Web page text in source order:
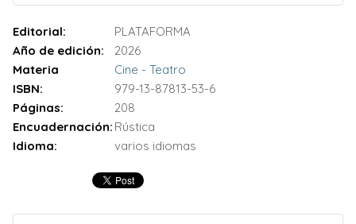
Editorial:
PLATAFORMA
Año de edición:
2026
Materia
Cine - Teatro
ISBN:
979-13-87813-53-6
Páginas:
208
Encuadernación: Rústica
Idioma:
varios idiomas